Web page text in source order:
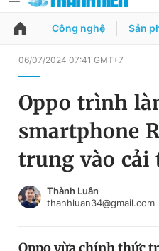
QUẢNG CÁO ĐẶT BÁO
Chuyên mục
Chuyên mục khác
Chào ngày mới
Đổi mật khẩu
Tin đã lưu
Tin đã xem
Công nghệ Sản
06/07/2024 07:41 GMT+7
Oppo trình
smartphone
trung vào cải
Thành Luân
thanhluan34@gmail.com